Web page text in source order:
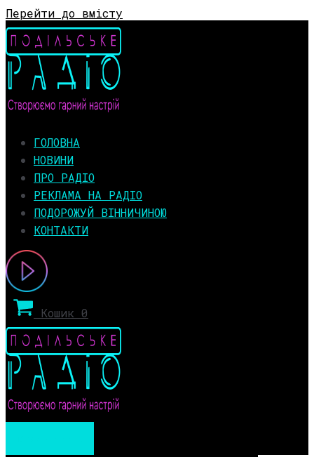
Перейти до вмісту
ГОЛОВНА
НОВИНИ
ПРО РАДІО
РЕКЛАМА НА РАДІО
ПОДОРОЖУЙ ВІННИЧИНОЮ
КОНТАКТИ
Кошик 0